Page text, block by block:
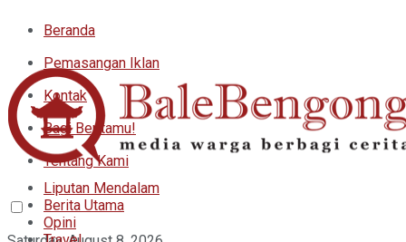
Beranda
Pemasangan Iklan
Kontak
Bagi Beritamu!
Tentang Kami
Liputan Mendalam
Berita Utama
Opini